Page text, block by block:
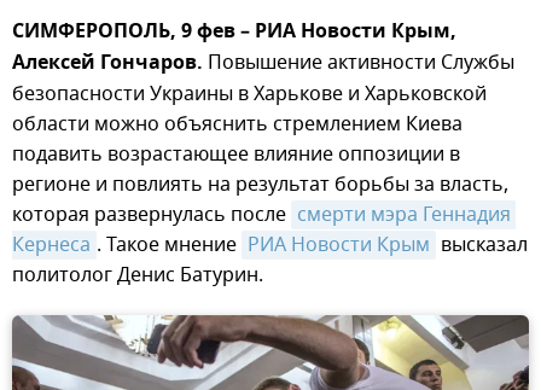
СИМФЕРОПОЛЬ, 9 фев – РИА Новости Крым,
Алексей Гончаров. Повышение активности Службы
безопасности Украины в Харькове и Харьковской
области можно объяснить стремлением Киева
подавить возрастающее влияние оппозиции в
регионе и повлиять на результат борьбы за власть,
которая развернулась после смерти мэра Геннадия
Кернеса . Такое мнение РИА Новости Крым высказал
политолог Денис Батурин.